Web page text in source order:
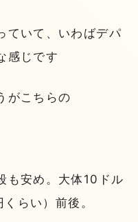
ていて、いわばデパ
感じです
がこちらの
も安め。大体10ドル
らい）前後。